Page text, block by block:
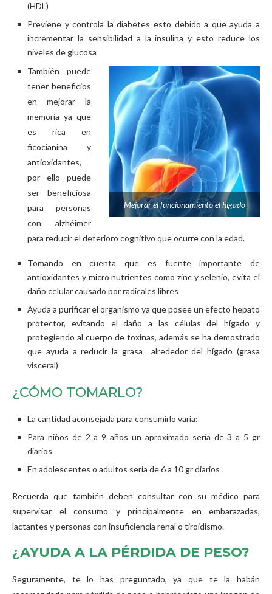
(HDL)
Previene y controla la diabetes esto debido a que ayuda a
incrementar la sensibilidad a la insulina y esto reduce los
niveles de glucosa
Mejorar el funcionamiento el hígado
También puede
tener beneficios
en mejorar la
memoria ya que
es rica en
ficocianina y
antioxidantes,
por ello puede
ser beneficiosa
para personas
con alzhéimer
para reducir el deterioro cognitivo que ocurre con la edad.
Tomando en cuenta que es fuente importante de
antioxidantes y micro nutrientes como zinc y selenio, evita el
daño celular causado por radicales libres
Ayuda a purificar el organismo ya que posee un efecto hepato
protector, evitando el daño a las células del hígado y
protegiendo al cuerpo de toxinas, además se ha demostrado
que ayuda a reducir la grasa alrededor del hígado (grasa
visceral)
¿CÓMO TOMARLO?
La cantidad aconsejada para consumirlo varía:
Para niños de 2 a 9 años un aproximado sería de 3 a 5 gr
diarios
En adolescentes o adultos seria de 6 a 10 gr diarios
Recuerda que también deben consultar con su médico para
supervisar el consumo y principalmente en embarazadas,
lactantes y personas con insuficiencia renal o tiroidismo.
¿AYUDA A LA PÉRDIDA DE PESO?
Seguramente, te lo has preguntado, ya que te la habán